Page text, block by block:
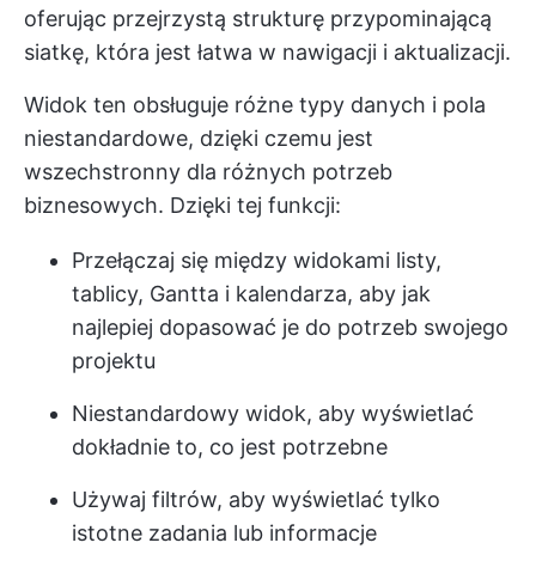
oferując przejrzystą strukturę przypominającą
siatkę, która jest łatwa w nawigacji i aktualizacji.
Widok ten obsługuje różne typy danych i pola
niestandardowe, dzięki czemu jest
wszechstronny dla różnych potrzeb
biznesowych. Dzięki tej funkcji:
Przełączaj się między widokami listy,
tablicy, Gantta i kalendarza, aby jak
najlepiej dopasować je do potrzeb swojego
projektu
Niestandardowy widok, aby wyświetlać
dokładnie to, co jest potrzebne
Używaj filtrów, aby wyświetlać tylko
istotne zadania lub informacje